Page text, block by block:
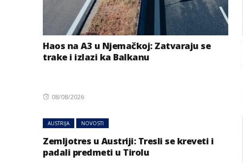
Haos na A3 u Njemačkoj: Zatvaraju se
trake i izlazi ka Balkanu
Posted
08/08/2026
AUSTRIJA NOVOSTI
Zemljotres u Austriji: Tresli se kreveti i
padali predmeti u Tirolu